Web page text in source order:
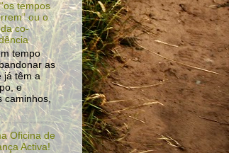
tempos
ou o
co-
tempo
as
já têm a
e
caminhos,
Oficina de
Activa!